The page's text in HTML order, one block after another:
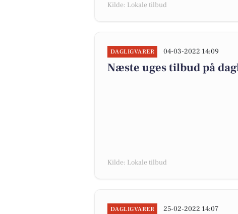
Kilde: Lokale tilbud
DAGLIGVARER 04-03-2022 14:09
Næste uges tilbud på
Kilde: Lokale tilbud
DAGLIGVARER 25-02-2022 14:07